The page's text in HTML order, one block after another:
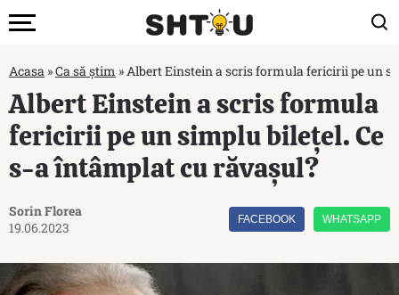
Acasa »Ca să știm »Albert Einstein a scris formula fericirii pe un
Albert Einstein a scris formula
fericirii pe un simplu bilețel. Ce
s-a întâmplat cu răvașul?
Sorin Florea
19.06.2023
FACEBOOK WHATSAPP